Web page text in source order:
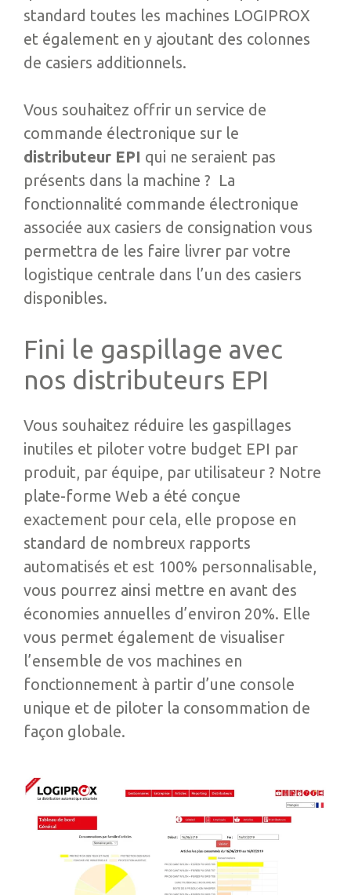
standard toutes les machines LOGIPROX
et également en y ajoutant des colonnes
de casiers additionnels.
Vous souhaitez offrir un service de
commande électronique sur le
distributeur EPI qui ne seraient pas
présents dans la machine ? La
fonctionnalité commande électronique
associée aux casiers de consignation vous
permettra de les faire livrer par votre
logistique centrale dans l’un des casiers
disponibles.
Fini le gaspillage avec
nos distributeurs EPI
Vous souhaitez réduire les gaspillages
inutiles et piloter votre budget EPI par
produit, par équipe, par utilisateur ? Notre
plate-forme Web a été conçue
exactement pour cela, elle propose en
standard de nombreux rapports
automatisés et est 100% personnalisable,
vous pourrez ainsi mettre en avant des
économies annuelles d’environ 20%. Elle
vous permet également de visualiser
l’ensemble de vos machines en
fonctionnement à partir d’une console
unique et de piloter la consommation de
façon globale.